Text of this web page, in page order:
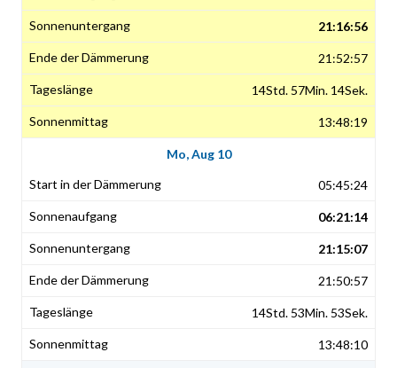
21:16:56
21:52:57
14Std. 57Min. 14Sek.
13:48:19
Mo, Aug 10
05:45:24
06:21:14
21:15:07
21:50:57
14Std. 53Min. 53Sek.
13:48:10